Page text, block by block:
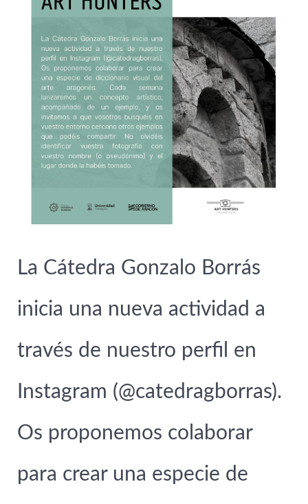
La Cátedra Gonzalo Borrás
inicia una nueva actividad a
través de nuestro perfil en
Instagram (@catedragborras).
Os proponemos colaborar
para crear una especie de